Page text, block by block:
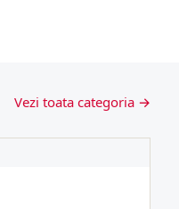
Vezi toata categoria →